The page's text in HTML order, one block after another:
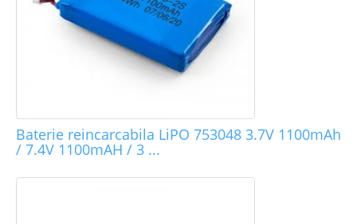
Baterie reincarcabila LiPO 753048 3.7V 1100mAh
/ 7.4V 1100mAH / 3 ...